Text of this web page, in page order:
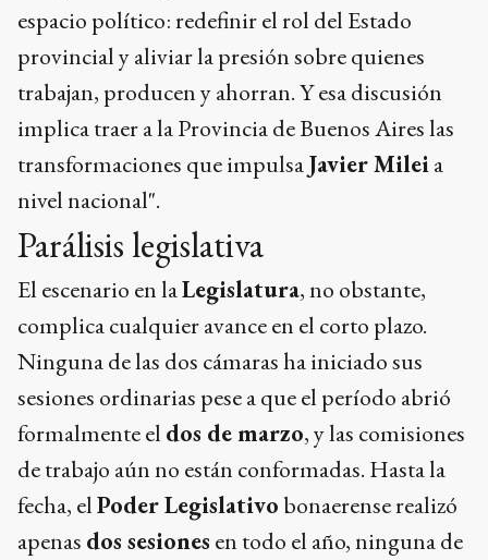
El escenario en la Legislatura
, no obstante,
complica cualquier avance en el corto plazo.
Ninguna de las dos cámaras ha iniciado sus
sesiones ordinarias pese a que el período abrió
formalmente el
dos de marzo
, y las comisiones
de trabajo aún no están conformadas. Hasta la
fecha, el
Poder Legislativo
apenasdos sesionesen todo el año, ninguna de
carácter ordinario.
Ads